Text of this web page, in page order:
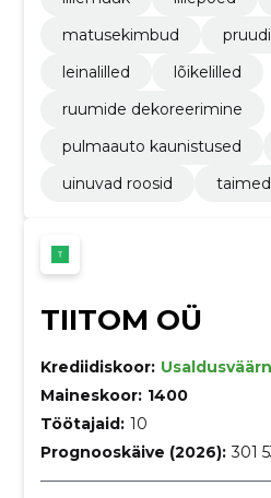
matusekimbud
leinalilled
lõikelilled
ruumide dekoreerimine
pulmaauto kaunistused
uinuvad roosid
TIITOM OÜ
Krediidiskoor:
Maineskoor: 1400
Töötajaid: 10
Prognooskäive (2026): 301